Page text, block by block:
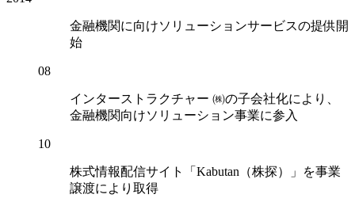
金融機関に向けソリューションサービスの提供開
始
08
インターストラクチャー ㈱の子会社化により、
金融機関向けソリューション事業に参入
10
株式情報配信サイト「Kabutan（株探）」を事業
譲渡により取得